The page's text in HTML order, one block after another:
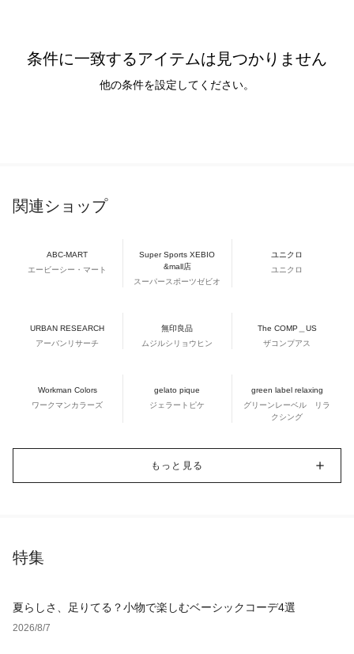
条件に一致するアイテムは見つかりません
他の条件を設定してください。
関連ショップ
ABC-MART
エービーシー・マート
Super Sports XEBIO
&mall店
スーパースポーツゼビオ
ユニクロ
ユニクロ
URBAN RESEARCH
アーバンリサーチ
無印良品
ムジルシリョウヒン
The COMP＿US
ザコンプアス
Workman Colors
ワークマンカラーズ
gelato pique
ジェラートピケ
green label relaxing
グリーンレーベル リラ
クシング
もっと見る
特集
夏らしさ、足りてる？小物で楽しむベーシックコーデ4選
2026/8/7